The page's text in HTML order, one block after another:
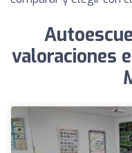
valoraciones